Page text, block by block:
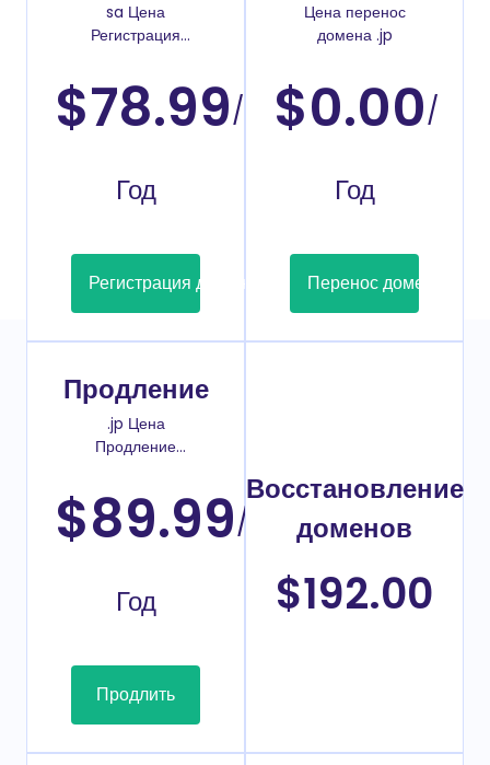
sa Цена
Регистрация
$78.99/
Год
Регистрация домена
Цена перенос
домена .jp
$0.00/
Год
Перенос домена
Продление
.jp Цена
Продление
$89.99/
Год
Продлить
Восстановление
доменов
$192.00